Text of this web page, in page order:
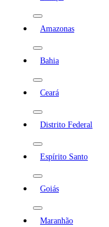
Amazonas
Bahia
Ceará
Distrito Federal
Espírito Santo
Goiás
Maranhão